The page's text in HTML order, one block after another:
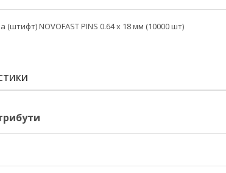
(штифт) NOVOFAST PINS 0.64 x 18 мм (10000 шт)